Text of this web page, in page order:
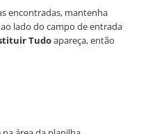
encontradas, mantenha
ao lado do campo de entrada
Tudoapareça, então